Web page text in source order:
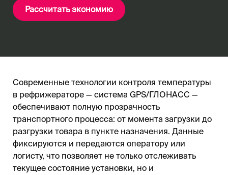
Рассчитать экономию
Современные технологии контроля температуры
в рефрижераторе — система GPS/ГЛОНАСС —
обеспечивают полную прозрачность
транспортного процесса: от момента загрузки до
разгрузки товара в пункте назначения. Данные
фиксируются и передаются оператору или
логисту, что позволяет не только отслеживать
текущее состояние установки, но и